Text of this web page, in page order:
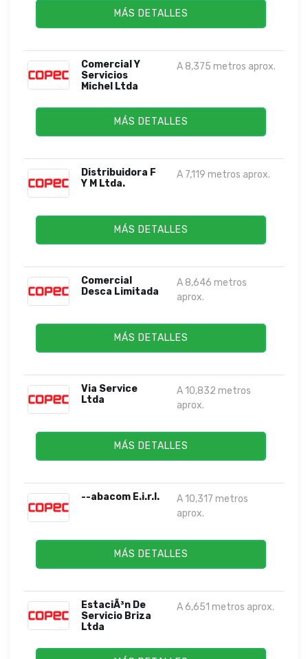
MÁS DETALLES
Comercial Y
Servicios
Michel Ltda
A 8,375 metros aprox.
MÁS DETALLES
Distribuidora F
Y M Ltda.
A 7,119 metros aprox.
MÁS DETALLES
Comercial
Desca Limitada
A 8,646 metros
aprox.
MÁS DETALLES
Via Service
Ltda
A 10,832 metros
aprox.
MÁS DETALLES
--abacom E.i.r.l.
A 10,317 metros
aprox.
MÁS DETALLES
EstaciÃ³n De
Servicio Briza
Ltda
A 6,651 metros aprox.